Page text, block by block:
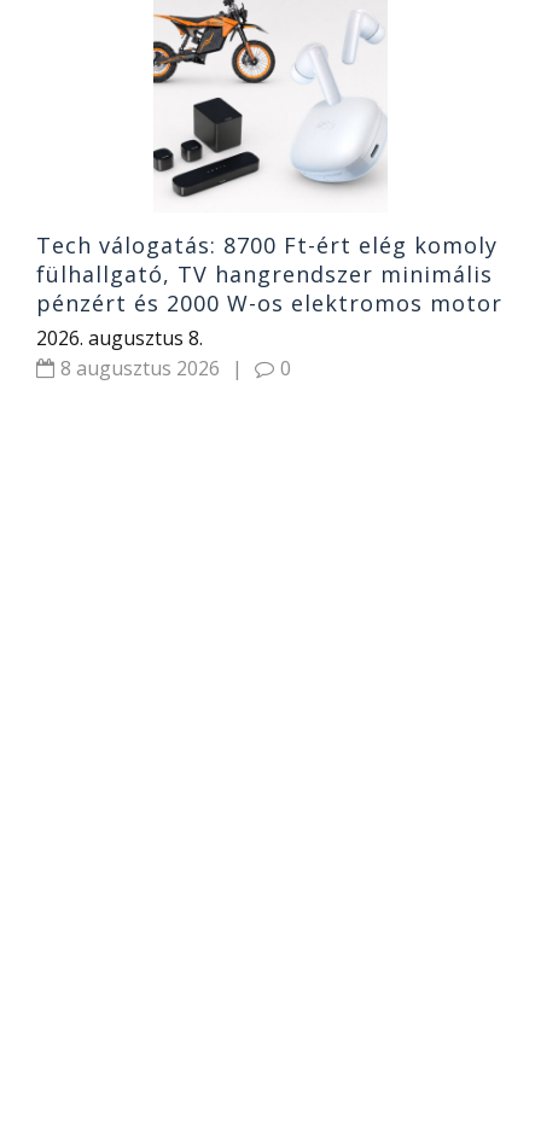
Tech válogatás: 8700 Ft-ért elég komoly
fülhallgató, TV hangrendszer minimális
pénzért és 2000 W-os elektromos motor
2026. augusztus 8.
8 augusztus 2026
| 0